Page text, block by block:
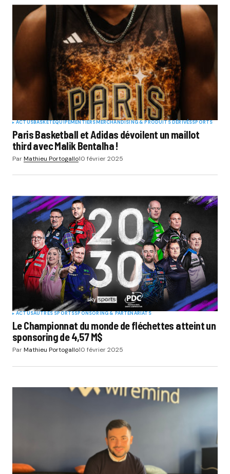
ACTUSBASKET EQUIPEMENTIERS MERCHANDISING & PRODUITS DÉRIVÉSSPORTS
Paris Basketball et Adidas dévoilent un maillot
third avec Malik Bentalha !
ParMathieu Portogallo10 février 2025
ACTUSAUTRES SPORTSSPONSORING & PARTENARIATS
Le Championnat du monde de fléchettes atteint un
sponsoring de 4,57 M$
ParMathieu Portogallo10 février 2025